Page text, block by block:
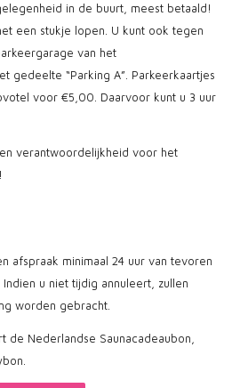
in de buurt, meest betaald!
een stukje lopen. U kunt ook tegen
van het
gedeelte “Parking A”. Parkeerkaartjes
voor €5,00. Daarvoor kunt u 3 uur
verantwoordelijkheid voor het
afspraak minimaal 24 uur van tevoren
u niet tijdig annuleert, zullen
worden gebracht.
de Nederlandse Saunacadeaubon,